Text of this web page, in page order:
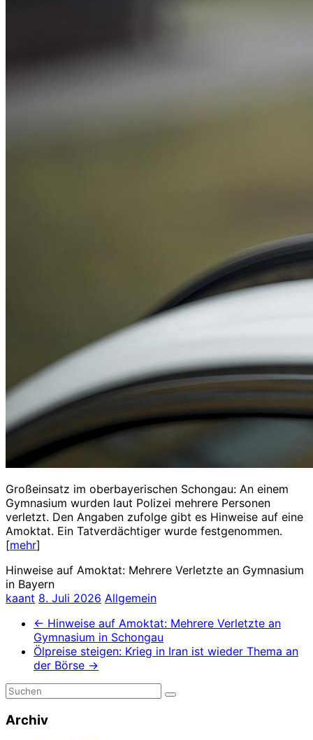
Großeinsatz im oberbayerischen Schongau: An einem
Gymnasium wurden laut Polizei mehrere Personen
verletzt. Den Angaben zufolge gibt es Hinweise auf eine
Amoktat. Ein Tatverdächtiger wurde festgenommen.
[mehr]
Hinweise auf Amoktat: Mehrere Verletzte an Gymnasium
in Bayern
kaant 8. Juli 2026 Allgemein
← Hinweise auf Amoktat: Mehrere Verletzte an
Gymnasium in Schongau
Ölpreise steigen: Krieg in Iran ist wieder Thema an
der Börse →
Archiv